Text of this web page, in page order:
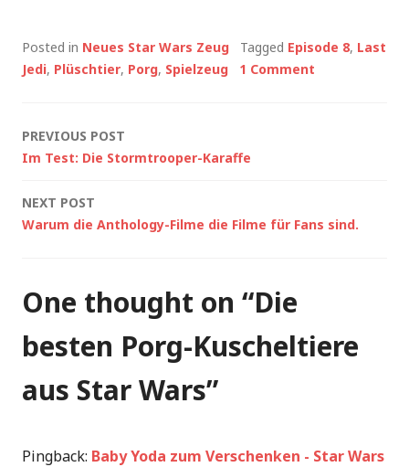
Posted in Neues Star Wars Zeug Tagged Episode 8, Last
Jedi, Plüschtier, Porg, Spielzeug 1 Comment
Post
PREVIOUS POST
Im Test: Die Stormtrooper-Karaffe
NEXT POST
Warum die Anthology-Filme die Filme für Fans sind.
One thought on “Die
besten Porg-Kuscheltiere
aus Star Wars”
Pingback: Baby Yoda zum Verschenken - Star Wars